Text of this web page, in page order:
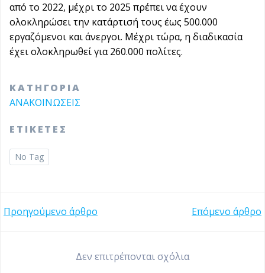
από το 2022, μέχρι το 2025 πρέπει να έχουν
ολοκληρώσει την κατάρτισή τους έως 500.000
εργαζόμενοι και άνεργοι. Μέχρι τώρα, η διαδικασία
έχει ολοκληρωθεί για 260.000 πολίτες.
ΚΑΤΗΓΟΡΙΑ
ΑΝΑΚΟΙΝΩΣΕΙΣ
ΕΤΙΚΕΤΕΣ
No Tag
Post
navigation
Προηγούμενο άρθρο
navigation
Επόμενο άρθρο
Δεν επιτρέπονται σχόλια